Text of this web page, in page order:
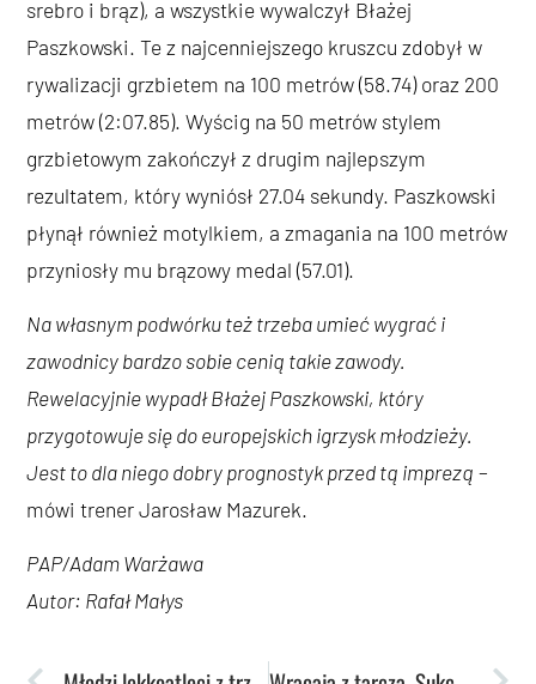
srebro i brąz), a wszystkie wywalczył Błażej
Paszkowski. Te z najcenniejszego kruszcu zdobył w
rywalizacji grzbietem na 100 metrów (58.74) oraz 200
metrów (2:07.85). Wyścig na 50 metrów stylem
grzbietowym zakończył z drugim najlepszym
rezultatem, który wyniósł 27.04 sekundy. Paszkowski
płynął również motylkiem, a zmagania na 100 metrów
przyniosły mu brązowy medal (57.01).
Na własnym podwórku też trzeba umieć wygrać i
zawodnicy bardzo sobie cenią takie zawody.
Rewelacyjnie wypadł Błażej Paszkowski, który
przygotowuje się do europejskich igrzysk młodzieży.
Jest to dla niego dobry prognostyk przed tą imprezą –
mówi trener Jarosław Mazurek.
PAP/Adam Warżawa
Autor: Rafał Małys